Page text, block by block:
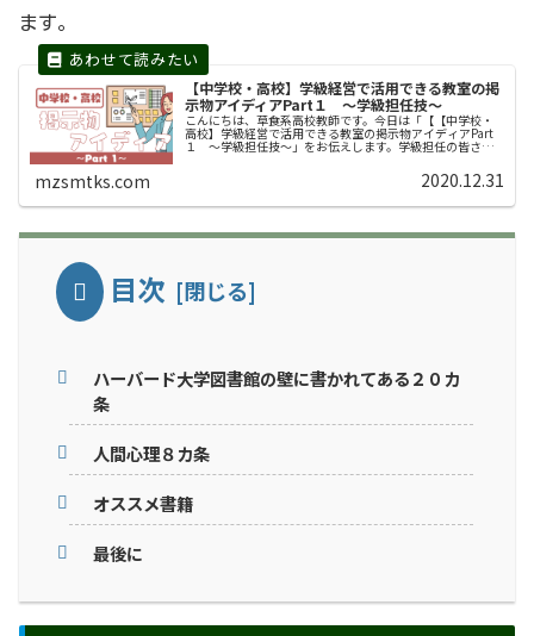
ます。
【中学校・高校】学級経営で活用できる教室の掲
示物アイディアPart１ 〜学級担任技〜
こんにちは、草食系高校教師です。今日は「【【中学校・
高校】学級経営で活用できる教室の掲示物アイディアPart
１ 〜学級担任技〜」をお伝えします。学級担任の皆さ
mzsmtks.com 2020.12.31
目次
ハーバード大学図書館の壁に書かれてある２０カ
条
人間心理８カ条
オススメ書籍
最後に